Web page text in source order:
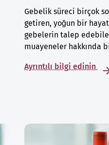
Gebelik süreci birçok
getiren, yoğun bir
gebelerin talep
muayeneler hakkında
Ayrıntılı bilgi edinin